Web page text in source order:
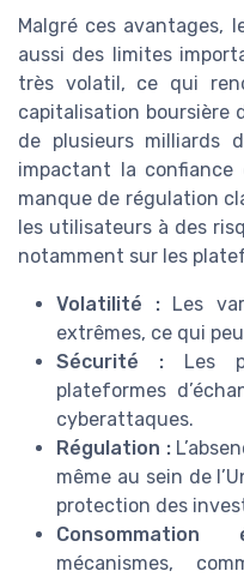
Malgré ces avantages,
aussi des limites
très volatil, ce qui
capitalisation
de plusieurs milliards
impactant la confiance
manque de régulation
les utilisateurs à des
notamment sur les
Volatilité :Les
extrêmes, ce qui
Sécurité : Les
plateformes
cyberattaques.
Régulation :
même au sein de
protection des
mécanismes,